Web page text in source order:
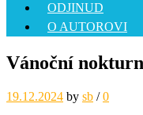
ODJINUD
O AUTOROVI
Vánoční
19.12.2024 by sb / 0